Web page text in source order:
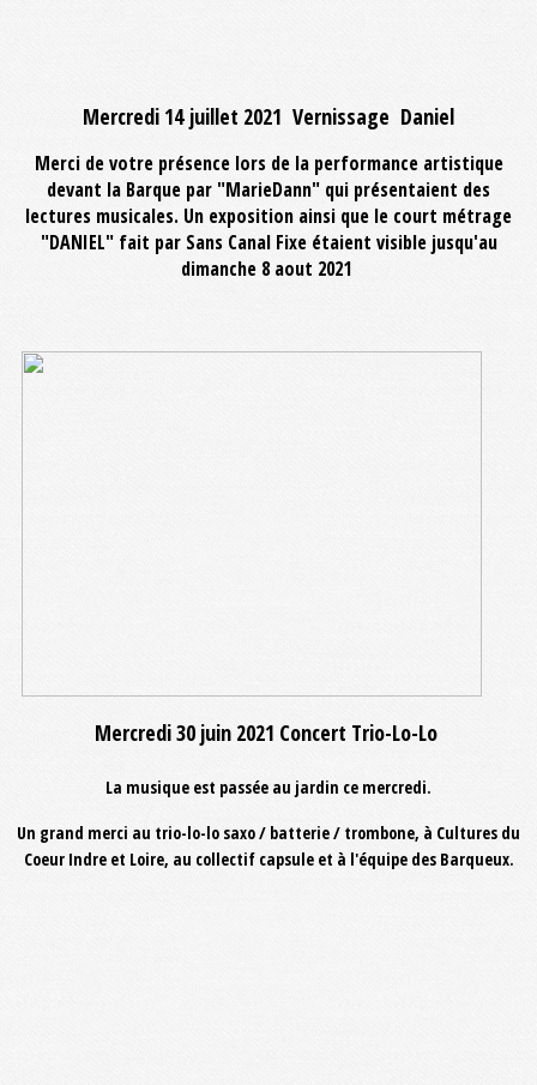
Mercredi 14 juillet 2021 Vernissage Daniel
Merci de votre présence lors de la performance artistique
devant la Barque par "MarieDann" qui présentaient des
lectures musicales. Un exposition ainsi que le court métrage
"DANIEL" fait par Sans Canal Fixe étaient visible jusqu'au
dimanche 8 aout 2021
Mercredi 30 juin 2021 Concert Trio-Lo-Lo
La musique est passée au jardin ce mercredi.
Un grand merci au trio-lo-lo saxo / batterie / trombone, à Cultures du
Coeur Indre et Loire, au collectif capsule et à l'équipe des Barqueux.